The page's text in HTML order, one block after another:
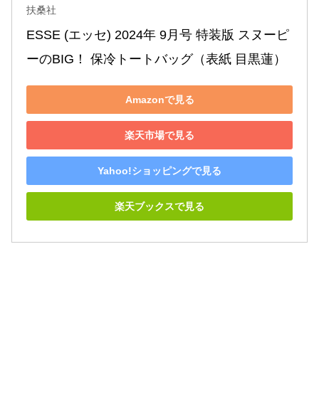
扶桑社
ESSE (エッセ) 2024年 9月号 特装版 スヌーピ
ーのBIG！ 保冷トートバッグ（表紙 目黒蓮）
Amazonで見る
楽天市場で見る
Yahoo!ショッピングで見る
楽天ブックスで見る